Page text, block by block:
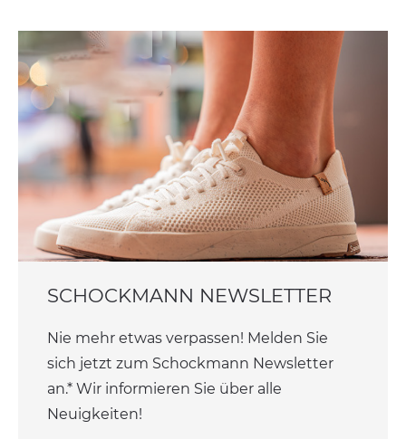
SCHOCKMANN NEWSLETTER
Nie mehr etwas verpassen! Melden Sie
sich jetzt zum Schockmann Newsletter
an.* Wir informieren Sie über alle
Neuigkeiten!